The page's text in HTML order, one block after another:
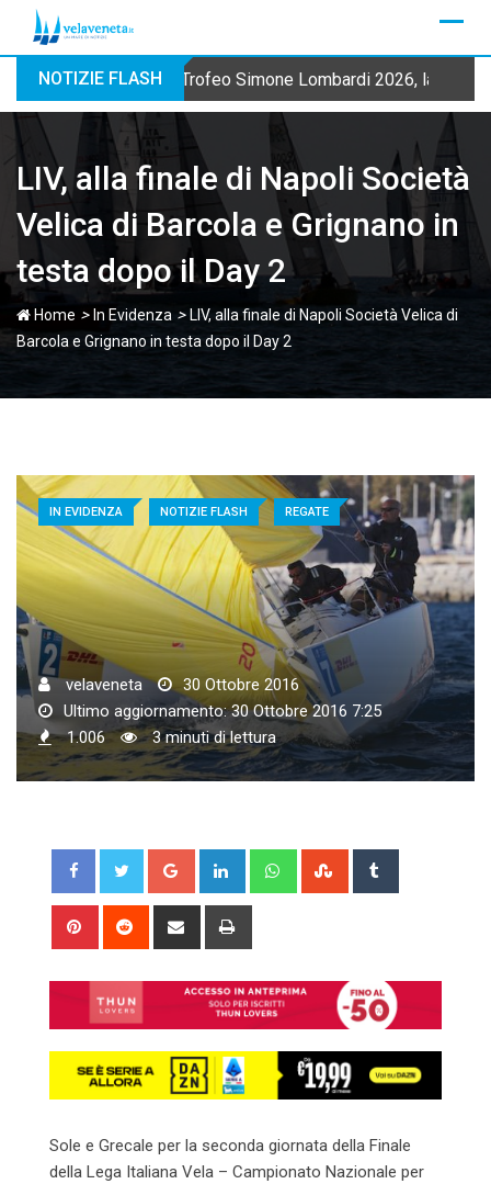
NOTIZIE FLASH Trofeo Simone Lombardi 2026, la
LIV, alla finale di Napoli Società
Velica di Barcola e Grignano in
testa dopo il Day 2
Home > In Evidenza > LIV, alla finale di Napoli Società Velica di
Barcola e Grignano in testa dopo il Day 2
IN EVIDENZA NOTIZIE FLASH REGATE
velaveneta
30 Ottobre 2016
Ultimo aggiornamento: 30 Ottobre 2016 7:25
1.006
3 minuti di lettura
Google+ LinkedIn WhatsappStumbleUpon
Pinterest Reddit
Share
Sole e Grecale per la seconda giornata della Finale
della Lega Italiana Vela – Campionato Nazionale per